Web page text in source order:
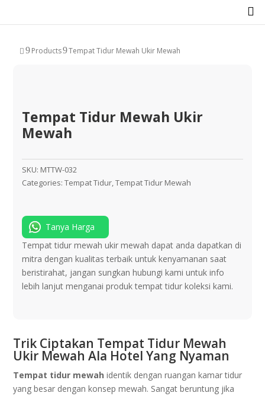

 9Products9Tempat Tidur Mewah Ukir Mewah
Tempat Tidur Mewah Ukir
Mewah
SKU: MTTW-032
Categories:Tempat Tidur,Tempat Tidur Mewah
Tanya Harga
Tempat tidur mewah ukir mewah dapat anda dapatkan di
mitra dengan kualitas terbaik untuk kenyamanan saat
beristirahat, jangan sungkan hubungi kami untuk info
lebih lanjut menganai produk tempat tidur koleksi kami.
Trik Ciptakan Tempat Tidur Mewah
Ukir Mewah Ala Hotel Yang Nyaman
Tempat tidur mewahidentik dengan ruangan kamar tidur
yang besar dengan konsep mewah. Sangat beruntung jika